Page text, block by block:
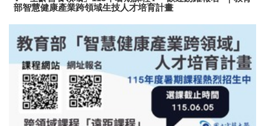
部智慧健康產業跨領域生技人才培育計畫